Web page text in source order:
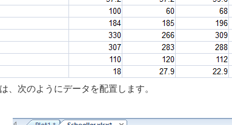
、次のようにデータを配置します。